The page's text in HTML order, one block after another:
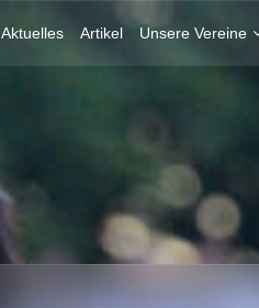
Aktuelles Artikel Unsere Vereine